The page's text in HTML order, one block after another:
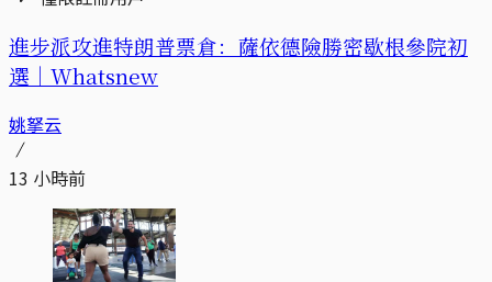
進步派攻進特朗普票倉：薩依德險勝密歇根參院初
選｜Whatsnew
姚拏云
13 小時前